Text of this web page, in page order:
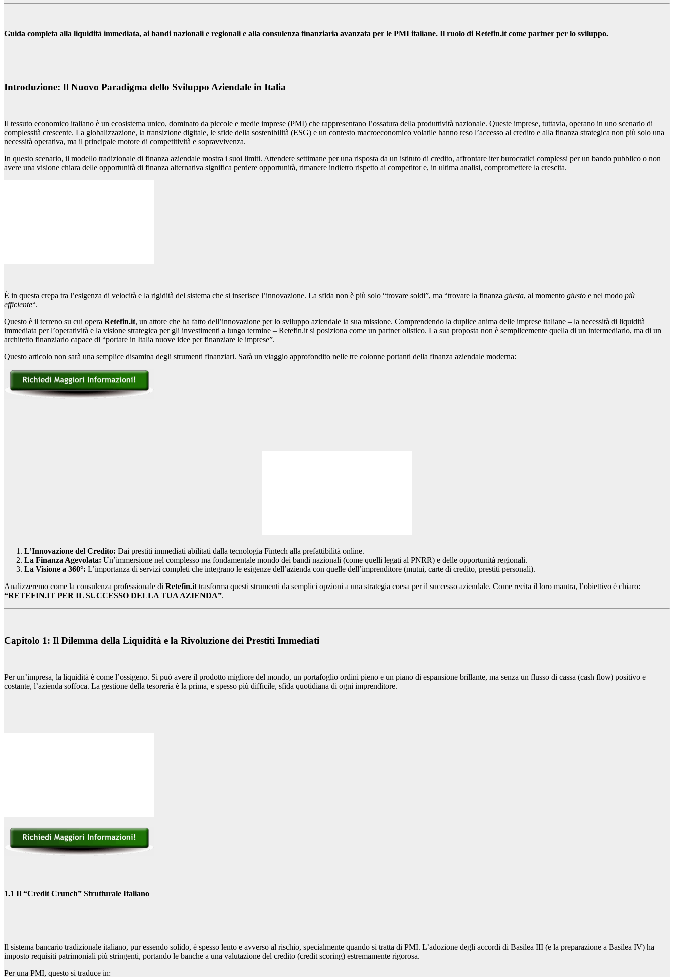
Guida completa alla liquidità immediata, ai bandi nazionali e regionali e alla consulenza finanziaria avanzata per le PMI italiane. Il ruolo di Retefin.it come partner per lo sviluppo.
Introduzione: Il Nuovo Paradigma dello Sviluppo Aziendale in Italia
Il tessuto economico italiano è un ecosistema unico, dominato da piccole e medie imprese (PMI) che rappresentano l’ossatura della produttività nazionale. Queste imprese, tuttavia, operano in uno scenario di
complessità crescente. La globalizzazione, la transizione digitale, le sfide della sostenibilità (ESG) e un contesto macroeconomico volatile hanno reso l’accesso al credito e alla finanza strategica non più solo una
necessità operativa, ma il principale motore di competitività e sopravvivenza.
In questo scenario, il modello tradizionale di finanza aziendale mostra i suoi limiti. Attendere settimane per una risposta da un istituto di credito, affrontare iter burocratici complessi per un bando pubblico o non
avere una visione chiara delle opportunità di finanza alternativa significa perdere opportunità, rimanere indietro rispetto ai competitor e, in ultima analisi, compromettere la crescita.
È in questa crepa tra l’esigenza di velocità e la rigidità del sistema che si inserisce l’innovazione. La sfida non è più solo “trovare soldi”, ma “trovare la finanza giusta, al momento giusto e nel modo più
efficiente“.
Questo è il terreno su cui opera Retefin.it, un attore che ha fatto dell’innovazione per lo sviluppo aziendale la sua missione. Comprendendo la duplice anima delle imprese italiane – la necessità di liquidità
immediata per l’operatività e la visione strategica per gli investimenti a lungo termine – Retefin.it si posiziona come un partner olistico. La sua proposta non è semplicemente quella di un intermediario, ma di un
architetto finanziario capace di “portare in Italia nuove idee per finanziare le imprese”.
Questo articolo non sarà una semplice disamina degli strumenti finanziari. Sarà un viaggio approfondito nelle tre colonne portanti della finanza aziendale moderna:
L’Innovazione del Credito: Dai prestiti immediati abilitati dalla tecnologia Fintech alla prefattibilità online.
La Finanza Agevolata: Un’immersione nel complesso ma fondamentale mondo dei bandi nazionali (come quelli legati al PNRR) e delle opportunità regionali.
La Visione a 360°: L’importanza di servizi completi che integrano le esigenze dell’azienda con quelle dell’imprenditore (mutui, carte di credito, prestiti personali).
Analizzeremo come la consulenza professionale di Retefin.it trasforma questi strumenti da semplici opzioni a una strategia coesa per il successo aziendale. Come recita il loro mantra, l’obiettivo è chiaro:
“RETEFIN.IT PER IL SUCCESSO DELLA TUA AZIENDA”.
Capitolo 1: Il Dilemma della Liquidità e la Rivoluzione dei Prestiti Immediati
Per un’impresa, la liquidità è come l’ossigeno. Si può avere il prodotto migliore del mondo, un portafoglio ordini pieno e un piano di espansione brillante, ma senza un flusso di cassa (cash flow) positivo e
costante, l’azienda soffoca. La gestione della tesoreria è la prima, e spesso più difficile, sfida quotidiana di ogni imprenditore.
1.1 Il “Credit Crunch” Strutturale Italiano
Il sistema bancario tradizionale italiano, pur essendo solido, è spesso lento e avverso al rischio, specialmente quando si tratta di PMI. L’adozione degli accordi di Basilea III (e la preparazione a Basilea IV) ha
imposto requisiti patrimoniali più stringenti, portando le banche a una valutazione del credito (credit scoring) estremamente rigorosa.
Per una PMI, questo si traduce in: